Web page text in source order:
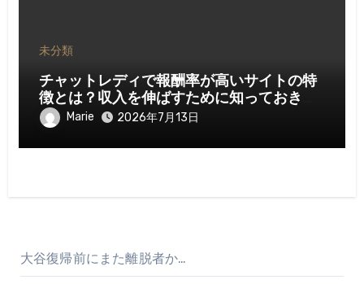
未分類
チャットレディで報酬率が高いサイトの特
徴とは？収入を伸ばすために知っておきた
いポイント
Marie 2026年7月13日
大谷復帰前にまた離脱者か…